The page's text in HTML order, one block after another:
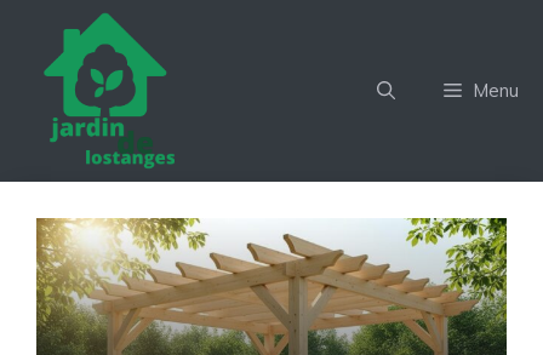
contenu
Menu